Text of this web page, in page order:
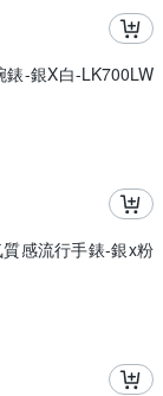
錶-銀X白-LK700LW
感流行手錶-銀x粉